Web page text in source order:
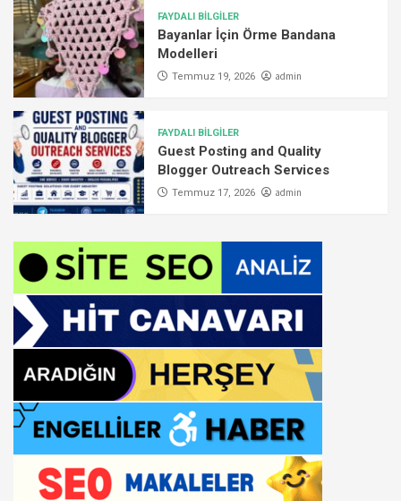
FAYDALI BİLGİLER
Bayanlar İçin Örme Bandana
Modelleri
Temmuz 19, 2026 admin
FAYDALI BİLGİLER
Guest Posting and Quality
Blogger Outreach Services
Temmuz 17, 2026 admin